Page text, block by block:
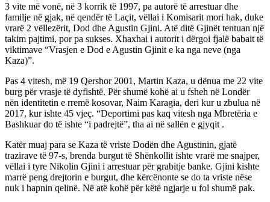
3 vite më vonë, në 3 korrik të 1997, pa autorë të arrestuar dhe
familje në gjak, në qendër të Laçit, vëllai i Komisarit mori hak, duke
vrarë 2 vëllezërit, Dod dhe Agustin Gjini. Atë ditë Gjinët tentuan një
takim pajtimi, por pa sukses. Xhaxhai i autorit i dërgoi fjalë babait të
viktimave “Vrasjen e Dod e Agustin Gjinit e ka nga neve (nga
Kaza)”.
Pas 4 vitesh, më 19 Qershor 2001, Martin Kaza, u dënua me 22 vite
burg për vrasje të dyfishtë. Për shumë kohë ai u fsheh në Londër
nën identitetin e rremë kosovar, Naim Karagia, deri kur u zbulua në
2017, kur ishte 45 vjeç. “Deportimi pas kaq vitesh nga Mbretëria e
Bashkuar do të ishte “i padrejtë”, tha ai në sallën e gjyqit .
Katër muaj para se Kaza të vriste Dodën dhe Agustinin, gjatë
trazirave të 97-s, brenda burgut të Shënkollit ishte vrarë me snajper,
vëllai i tyre Nikolin Gjini i arrestuar për grabitje banke. Gjini kishte
marrë peng drejtorin e burgut, dhe kërcënonte se do ta vriste nëse
nuk i hapnin qelinë. Në atë kohë për këtë ngjarje u fol shumë pak.